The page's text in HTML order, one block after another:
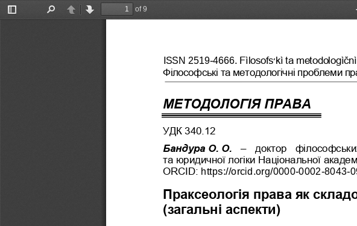
Toggle
PreviousNext
of 9
ISSN 2519-4666. Fìlosofs׳kì ta
Філософські та методологічні проблеми
МЕТОДОЛОГІЯ ПРАВА
УДК 340.12
Бандура О. О. –
доктор
та юридичної логіки Національної
ORСID: https://orcid.org/0000-0002-8043-
Праксеологія права як
(загальні аспекти)